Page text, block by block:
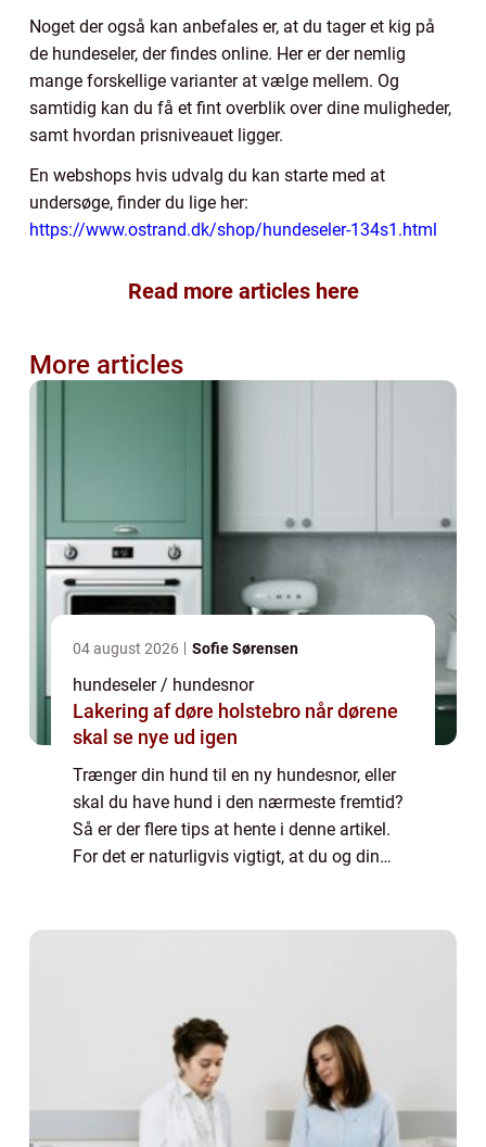
Noget der også kan anbefales er, at du tager et kig på
de hundeseler, der findes online. Her er der nemlig
mange forskellige varianter at vælge mellem. Og
samtidig kan du få et fint overblik over dine muligheder,
samt hvordan prisniveauet ligger.
En webshops hvis udvalg du kan starte med at
undersøge, finder du lige her:
https://www.ostrand.dk/shop/hundeseler-134s1.html
Read more articles here
More articles
04 august 2026 Sofie Sørensen
hundeseler / hundesnor
Lakering af døre holstebro når dørene
skal se nye ud igen
Trænger din hund til en ny hundesnor, eller
skal du have hund i den nærmeste fremtid?
Så er der flere tips at hente i denne artikel.
For det er naturligvis vigtigt, at du og din